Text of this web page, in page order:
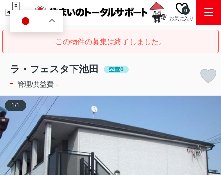
お気に入り
0
この物件の募集は終了しました。
ラ・フェスタ下池田 空室0
- 管理/共益費 -
1/1